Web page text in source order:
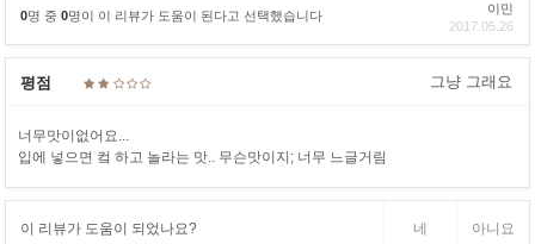
0명 중 0명이 이 리뷰가 도움이 된다고 선택했습니다
이민
2017.05.26
평점 그냥 그래요
너무맛이없어요...
입에 넣으면 컼 하고 놀라는 맛.. 무슨맛이지; 너무 느글거림
이 리뷰가 도움이 되었나요? 네 아니요